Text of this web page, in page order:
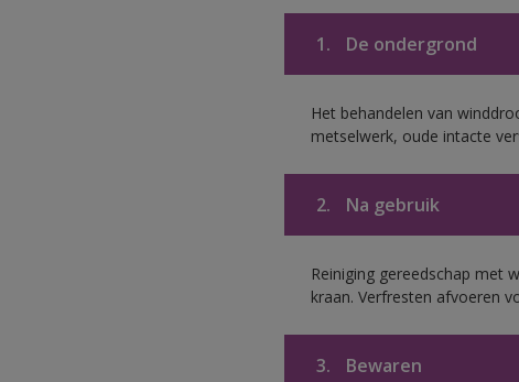
1. De ondergrond
Het behandelen van
metselwerk, oude intacte
2. Na gebruik
Reiniging gereedschap met
kraan. Verfresten afvoeren
3. Bewaren